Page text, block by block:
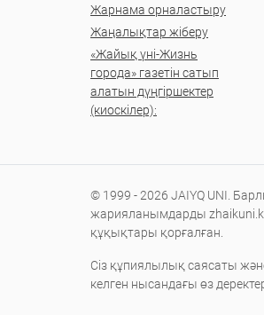
Жарнама орналастыру
Жаңалықтар жіберу
«Жайық үні-Жизнь
города» газетін сатып
алатын дүңгіршектер
(киоскілер):
© 1999 - 2026 JAIYQ UNI.
жарияланымдарды
құқықтары қорғалған.
Сіз құпиялылық саясаты
келген нысандағы өз